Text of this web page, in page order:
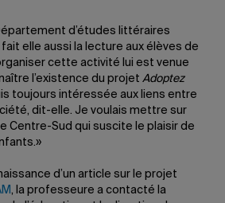
d’études littéraires
elle aussi la lecture aux élèves de
cette activité lui est venue
l’existence du projet Adoptez
toujours intéressée aux liens entre
dit-elle. Je voulais mettre sur
Centre-Sud qui suscite le plaisir de
d’un article sur le projet
, la professeure a contacté la